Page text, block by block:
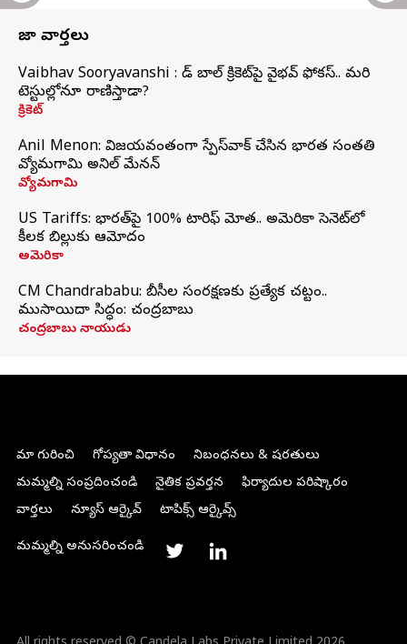
తాజా వార్తలు
Vaibhav Sooryavanshi : రెడ్ బాల్ క్రికెట్‌పై వైభవ్ ఫోకస్.. మరి
టెస్టుల్లోనూ రాణిస్తాడా?
క్రికెట్
Anil Menon: విజయవంతంగా స్పేస్‌వాక్‌ చేసిన భారత సంతతి
వ్యోమగామి అనిల్‌ మేనన్
వ్యోమగామి
US Tariffs: భారత్‌పై 100% టారిఫ్‌ మోత.. అమెరికా సెనెట్‌లో
కీలక బిల్లుకు ఆమోదం
అమెరికా
CM Chandrababu: బీసీల సంరక్షణకు ప్రత్యేక చట్టం..
ముసాయిదా సిద్ధం: చంద్రబాబు
చంద్రబాబు నాయుడు
మా గురించి గోప్యతా విధానం
నిబంధనలు & షరతులు
మమ్మల్ని సంప్రదించండి
నైతిక ప్రవర్తన
ఫిర్యాదుల పరిష్కారం
వార్తలు
న్యూస్ ఆర్కైవ్ టాపిక్స్ ఆర్కైవ్స్
మమ్మల్ని అనుసరించండి